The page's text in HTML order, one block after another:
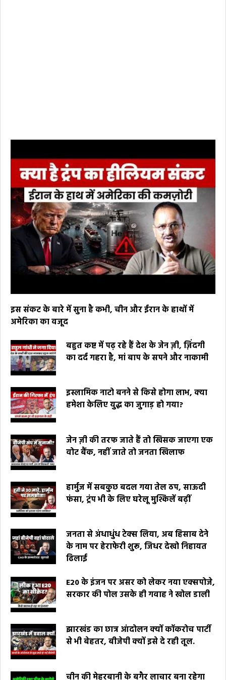
इस संकट के बारे में सुना है कभी, चीन और ईरान के हाथों में
अमेरिका का वजूद
बहुत कष्ट में पढ़ रहे हैं देश के जेन ज़ी, ज़िंदगी
का दर्द गहरा है, मां बाप के सपने और नाकामी
इस्लामिक नाटो बनने से किसे होगा लाभ, क्या
हमेशा केलिए युद्ध का जुगाड़ हो गया?
जेन ज़ी की तरफ जाते हैं तो खिसक जाएगा एक
वोट बैंक, नहीं जाते तो जनता खिलाफ
हार्मुज में सबकुछ बदल गया तेल ठप, साऊदी
फंसा, ट्रंप भी के लिए घरेलू मुश्किलें बढ़ीं
जनता से अंधाधुंध टेक्स लिया, अब हिसाब देने
के नाम पर हेराफेरी शुरू, जिधर देखो निहायत
ढिलाई
E20 के इंजन पर असर को लेकर नया एक्सपोजे,
सरकार की पोल उसके ही गवाह ने खोल डाली
झारखंड का छात्र आंदोलन क्यों कॉकरोच पार्टी
से भी बेहतर, बीजेपी क्यों इसे दे रही तूल.
चीन की मेहरबानी के बगैर लाचार बना रहेगा